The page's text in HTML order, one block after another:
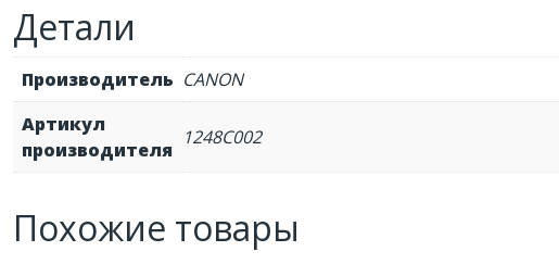
Детали
Производитель CANON
Артикул
производителя
1248C002
Похожие товары